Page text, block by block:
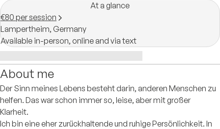
At a glance
€80 per session
Lampertheim, Germany
Available in-person, online and via text
About me
Der Sinn meines Lebens besteht darin, anderen Menschen zu
helfen. Das war schon immer so, leise, aber mit großer
Klarheit.
Ich bin eine eher zurückhaltende und ruhige Persönlichkeit. In